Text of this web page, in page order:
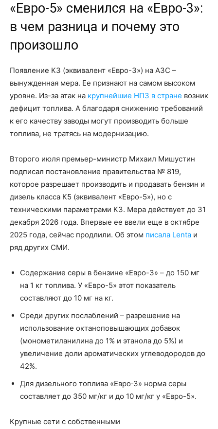
«Евро-5» сменился на «Евро-3»:
в чем разница и почему это
произошло
Появление К3 (эквивалент «Евро-3») на АЗС –
вынужденная мера. Ее признают на самом высоком
уровне. Из-за атак на крупнейшие НПЗ в стране возник
дефицит топлива. А благодаря снижению требований
к его качеству заводы могут производить больше
топлива, не тратясь на модернизацию.
Второго июля премьер-министр Михаил Мишустин
подписал постановление правительства № 819,
которое разрешает производить и продавать бензин и
дизель класса К5 (эквивалент «Евро-5»), но с
техническими параметрами К3. Мера действует до 31
декабря 2026 года. Впервые ее ввели еще в октябре
2025 года, сейчас продлили. Об этом писала Lenta и
ряд других СМИ.
Содержание серы в бензине «Евро-3» – до 150 мг
на 1 кг топлива. У «Евро-5» этот показатель
составляют до 10 мг на кг.
Среди других послаблений – разрешение на
использование октаноповышающих добавок
(монометиланилина до 1% и этанола до 5%) и
увеличение доли ароматических углеводородов до
42%.
Для дизельного топлива «Евро‑3» норма серы
составляет до 350 мг/кг и до 10 мг/кг у «Евро-5».
Крупные сети с собственными